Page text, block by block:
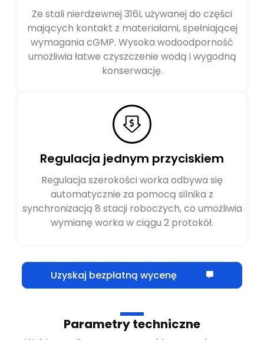
Ze stali nierdzewnej 316L używanej do części
mających kontakt z materiałami, spełniającej
wymagania cGMP. Wysoka wodoodporność
umożliwia łatwe czyszczenie wodą i wygodną
konserwację.
Regulacja jednym przyciskiem
Regulacja szerokości worka odbywa się
automatycznie za pomocą silnika z
synchronizacją 8 stacji roboczych, co umożliwia
wymianę worka w ciągu 2 protokół.
Uzyskaj bezpłatną wycenę
Parametry techniczne